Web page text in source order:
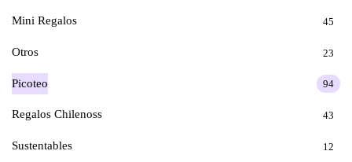
Mini Regalos 45
Otros 23
Picoteo 94
Regalos Chilenoss 43
Sustentables 12